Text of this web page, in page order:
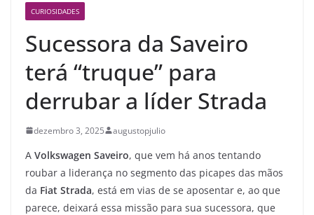
CURIOSIDADES
Sucessora da Saveiro
terá “truque” para
derrubar a líder Strada
dezembro 3, 2025 augustopjulio
A Volkswagen Saveiro, que vem há anos tentando
roubar a liderança no segmento das picapes das mãos
da Fiat Strada, está em vias de se aposentar e, ao que
parece, deixará essa missão para sua sucessora, que